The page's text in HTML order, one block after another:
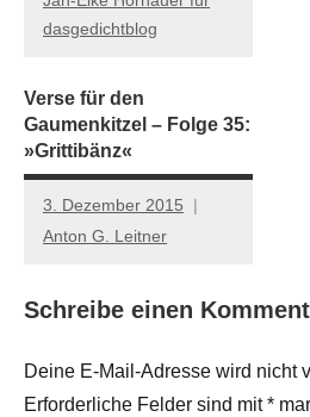
dasgedichtblog
Verse für den
Gaumenkitzel – Folge 35:
»Grittibänz«
3. Dezember 2015
Anton G. Leitner
Schreibe einen
Deine E-Mail-Adresse wird nicht
Erforderliche Felder sind mit*